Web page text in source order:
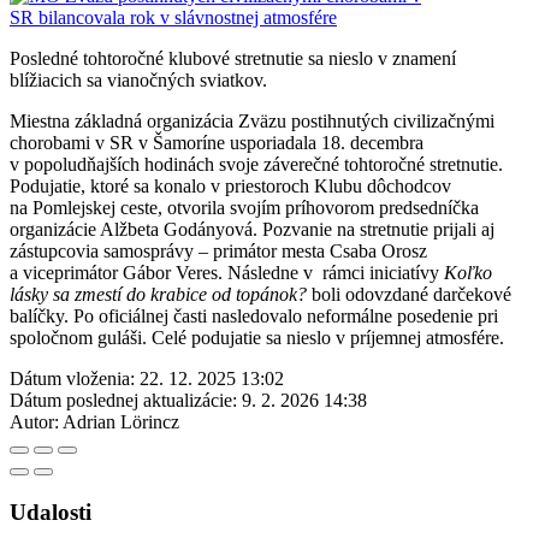
Posledné tohtoročné klubové stretnutie sa nieslo v znamení
blížiacich sa vianočných sviatkov.
Miestna základná organizácia Zväzu postihnutých civilizačnými
chorobami v SR v Šamoríne usporiadala 18. decembra
v popoludňajších hodinách svoje záverečné tohtoročné stretnutie.
Podujatie, ktoré sa konalo v priestoroch Klubu dôchodcov
na Pomlejskej ceste, otvorila svojím príhovorom predsedníčka
organizácie Alžbeta Godányová. Pozvanie na stretnutie prijali aj
zástupcovia samosprávy – primátor mesta Csaba Orosz
a viceprimátor Gábor Veres. Následne v rámci iniciatívy Koľko
lásky sa zmestí do krabice od topánok? boli odovzdané darčekové
balíčky. Po oficiálnej časti nasledovalo neformálne posedenie pri
spoločnom guláši. Celé podujatie sa nieslo v príjemnej atmosfére.
Dátum vloženia: 22. 12. 2025 13:02
Dátum poslednej aktualizácie: 9. 2. 2026 14:38
Autor: Adrian Lörincz
Udalosti